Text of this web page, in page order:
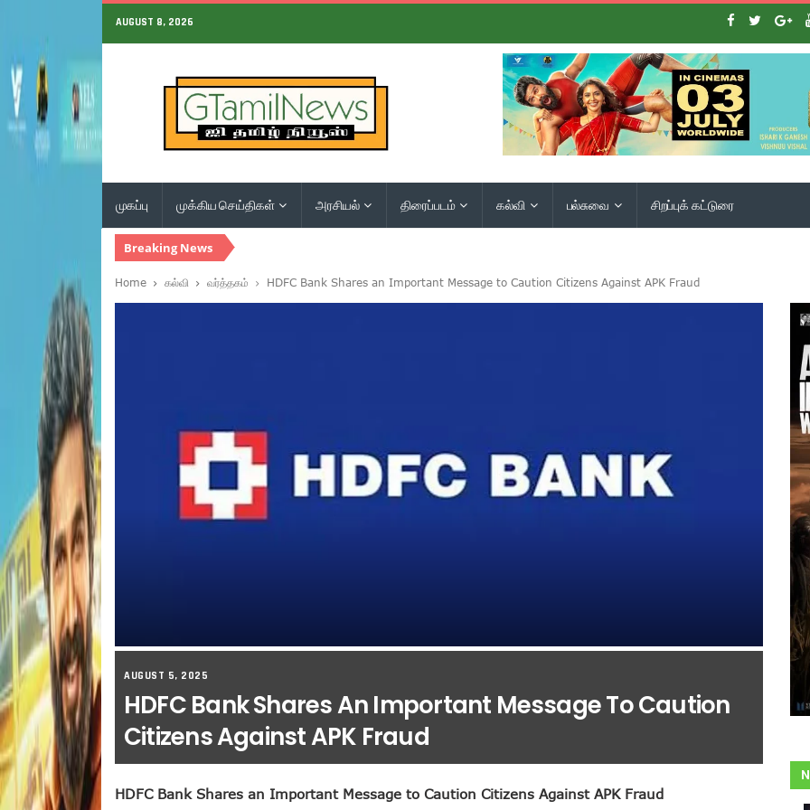
AUGUST 8, 2026
முகப்பு முக்கிய செய்திகள் அரசியல் திரைப்படம் கல்வி பல்சுவை சிறப்புக் கட்டுரை
Breaking News
Home கல்வி வர்த்தகம் HDFC Bank Shares an Important Message to Caution Citizens Against APK Fraud
AUGUST 5, 2025
HDFC Bank Shares An Important Message To Caution
Citizens Against APK Fraud
HDFC Bank Shares an Important Message to Caution Citizens Against APK Fraud